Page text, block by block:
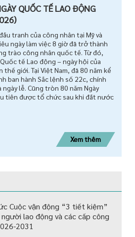
QUỐC TẾ LAO ĐỘNG
tranh của công nhân tại Mỹ và
ngày làm việc 8 giờ đã trở thành
trào công nhân quốc tế. Từ đó,
tế Lao động – ngày hội của
giới. Tại Việt Nam, đã 80 năm kể
ban hành Sắc lệnh số 22c, chính
lễ. Cũng tròn 80 năm Ngày
tiên được tổ chức sau khi đất nước
Xem thêm
Cuộc vận động “3 tiết kiệm”
lao động và các cấp công
2031